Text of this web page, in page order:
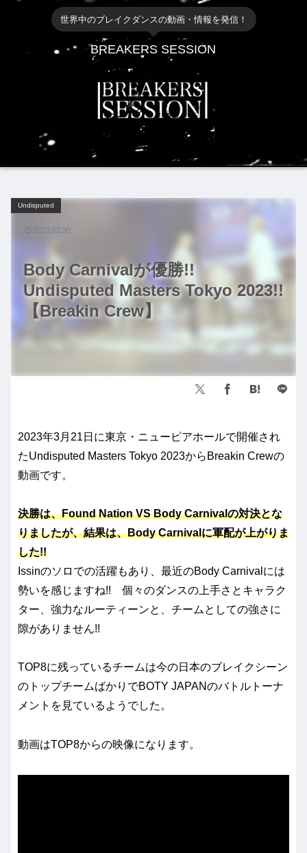
世界中のブレイクダンスの動画・情報を発信！
BREAKERS SESSION
Body Carnivalが優勝!!
Undisputed Masters Tokyo 2023!!
【Breakin Crew】
Undisputed
2023.03.30
2023年3月21日に東京・ニューピアホールで開催され
たUndisputed Masters Tokyo 2023からBreakin Crewの
動画です。
決勝は、Found Nation VS Body Carnivalの対決とな
りましたが、結果は、Body Carnivalに軍配が上がりま
した!!
Issinのソロでの活躍もあり、最近のBody Carnivalには
勢いを感じますね!! 個々のダンスの上手さとキャラク
ター、強力なルーティーンと、チームとしての強さに
隙がありません!!
TOP8に残っているチームは今の日本のブレイクシーン
のトップチームばかりでBOTY JAPANのバトルトーナ
メントを見ているようでした。
動画はTOP8からの映像になります。